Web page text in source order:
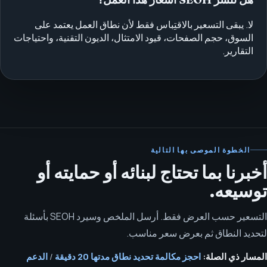
لا. يبقى التسعير بالاقتِباس فقط لأن نطاق العمل يعتمد على
السوق، حجم الصفحات، قيود الامتثال، الديون التقنية، واحتياجات
التقارير.
الخطوة الموصى بها التالية
أخبرنا بما تحتاج لبنائه أو حمايته أو
توسيعه.
التسعير حسب العرض فقط. أرسل الملخص وسيرد SEOH بأسئلة
لتحديد النطاق ثم بعرض سعر مناسب.
المسار ذي الصلة: احجز مكالمة تحديد نطاق مدتها 20 دقيقة / الدعم